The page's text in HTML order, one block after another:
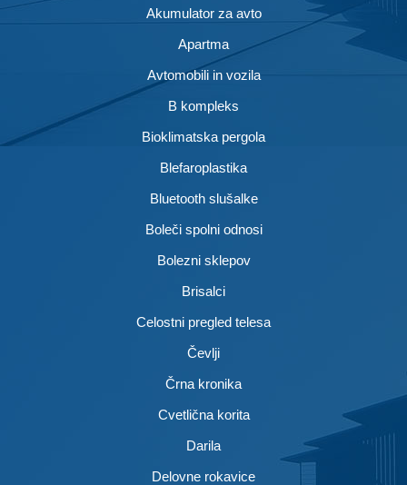
Akumulator za avto
Apartma
Avtomobili in vozila
B kompleks
Bioklimatska pergola
Blefaroplastika
Bluetooth slušalke
Boleči spolni odnosi
Bolezni sklepov
Brisalci
Celostni pregled telesa
Čevlji
Črna kronika
Cvetlična korita
Darila
Delovne rokavice